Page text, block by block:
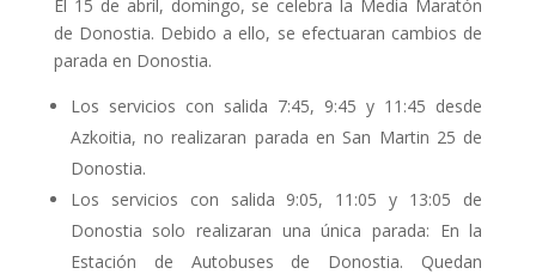
El 15 de abril, domingo, se celebra la Media Maratón
de Donostia. Debido a ello, se efectuaran cambios de
parada en Donostia.
Los servicios con salida 7:45, 9:45 y 11:45 desde
Azkoitia, no realizaran parada en San Martin 25 de
Donostia.
Los servicios con salida 9:05, 11:05 y 13:05 de
Donostia solo realizaran una única parada: En la
Estación de Autobuses de Donostia. Quedan